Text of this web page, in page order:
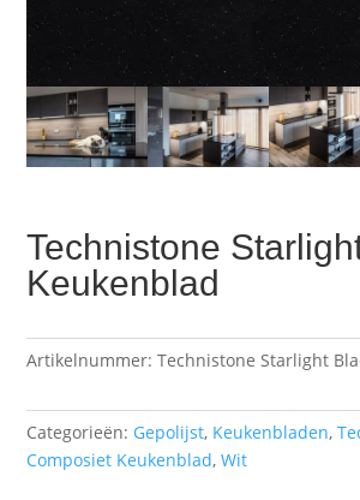
Technistone
Keukenblad
Artikelnummer: Technistone Starlight
Categorieën: Gepolijst, Keukenbladen,
Composiet Keukenblad,Wit